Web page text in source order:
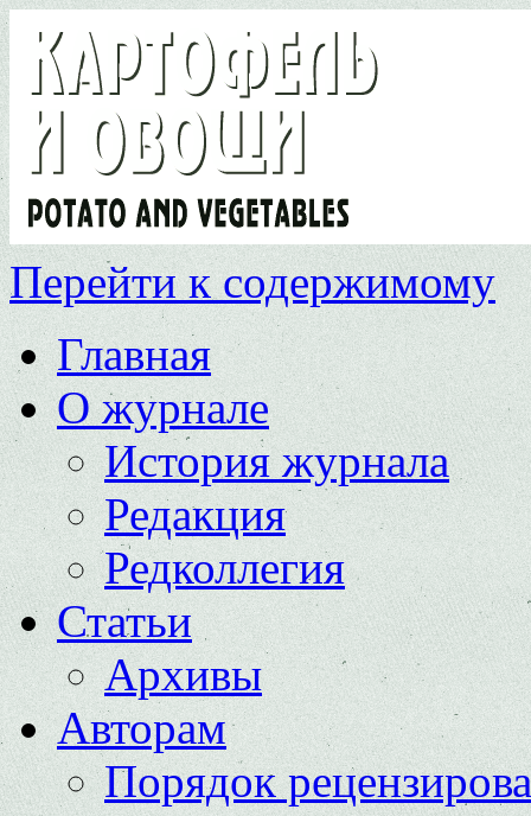
Перейти к содержимому
Главная
О журнале
История журнала
Редакция
Редколлегия
Статьи
Архивы
Авторам
Порядок